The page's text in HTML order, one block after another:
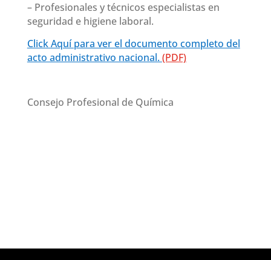
– Profesionales y técnicos especialistas en
seguridad e higiene laboral.
Click Aquí para ver el documento completo del
acto administrativo nacional.(PDF)
Consejo Profesional de Química